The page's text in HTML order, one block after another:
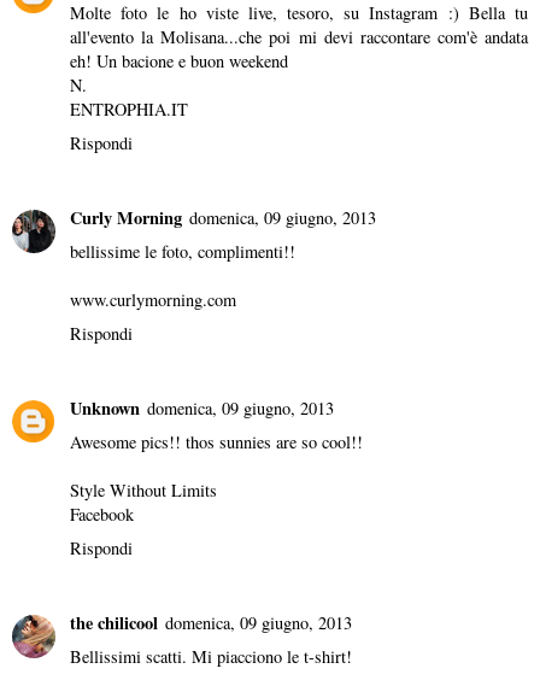
Molte foto le ho viste live, tesoro, su Instagram :) Bella tu
all'evento la Molisana...che poi mi devi raccontare com'è andata
eh! Un bacione e buon weekend
N.
ENTROPHIA.IT
Rispondi
Curly Morning domenica, 09 giugno, 2013
bellissime le foto, complimenti!!
www.curlymorning.com
Rispondi
Unknown domenica, 09 giugno, 2013
Awesome pics!! thos sunnies are so cool!!
Style Without Limits
Facebook
Rispondi
the chilicool domenica, 09 giugno, 2013
Bellissimi scatti. Mi piacciono le t-shirt!